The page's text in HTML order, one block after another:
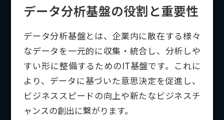
データ分析基盤の役割と重要性
データ分析基盤とは、企業内に散在する様々
なデータを一元的に収集・統合し、分析しや
すい形に整備するためのIT基盤です。これに
より、データに基づいた意思決定を促進し、
ビジネススピードの向上や新たなビジネスチ
ャンスの創出に繋がります。